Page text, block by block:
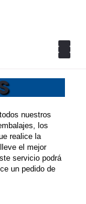
nuestros
los
realice la
el mejor
servicio podrá
un pedido de